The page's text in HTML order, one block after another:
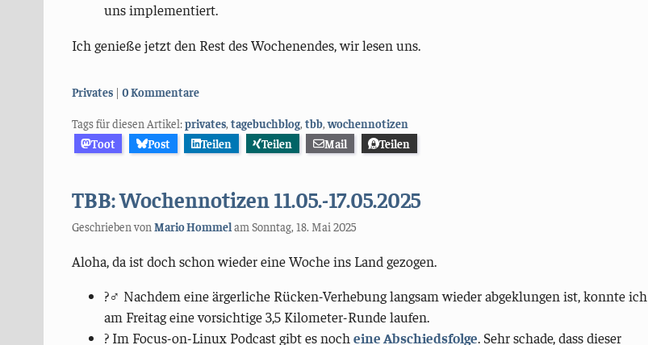
uns implementiert.
Ich genieße jetzt den Rest des Wochenendes, wir lesen uns.
Kategorien:
Privates 0 Kommentare
Tags für diesen Artikel:privates, tagebuchblog, tbb,wochennotizen
Toot
Post Teilen Teilen Mail Teilen
TBB: Wochennotizen 11.05.-17.05.2025
Geschrieben von Mario Hommelam Sonntag, 18. Mai 2025
Aloha, da ist doch schon wieder eine Woche ins Land gezogen.
?‍♂️ Nachdem eine ärgerliche Rücken-Verhebung langsam wieder abgeklungen ist, konnte ich
am Freitag eine vorsichtige 3,5 Kilometer-Runde laufen.
? Im Focus-on-Linux Podcast gibt es nocheine Abschiedsfolge. Sehr schade, dass dieser